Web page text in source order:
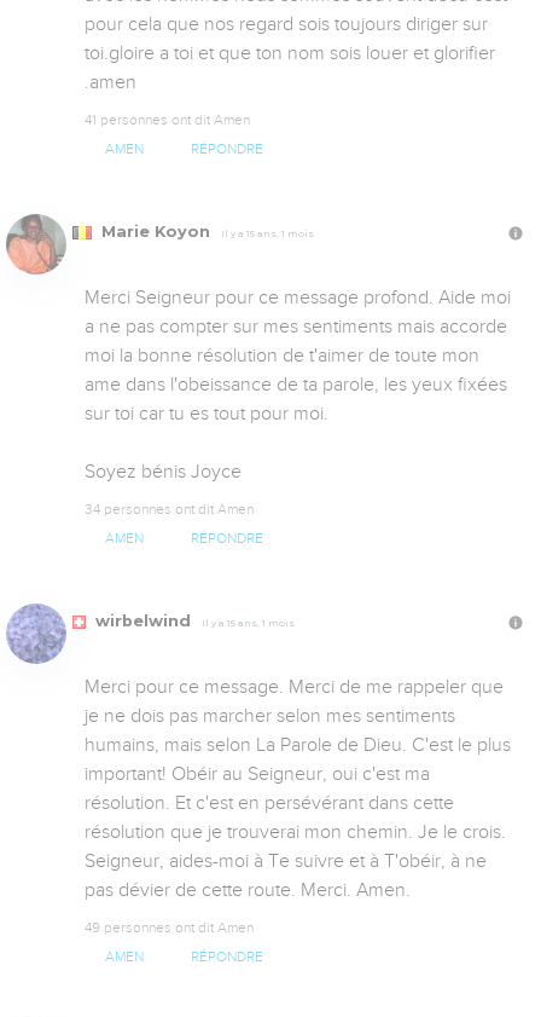
pour cela que nos regard sois toujours diriger sur
toi.gloire a toi et que ton nom sois louer et glorifier
.amen
41 personnes ont dit Amen
AMEN RÉPONDRE
Marie Koyon Il y a 15 ans, 1 mois
Merci Seigneur pour ce message profond. Aide moi
a ne pas compter sur mes sentiments mais accorde
moi la bonne résolution de t'aimer de toute mon
ame dans l'obeissance de ta parole, les yeux fixées
sur toi car tu es tout pour moi.
Soyez bénis Joyce
34 personnes ont dit Amen
AMEN RÉPONDRE
wirbelwind Il y a 15 ans, 1 mois
Merci pour ce message. Merci de me rappeler que
je ne dois pas marcher selon mes sentiments
humains, mais selon La Parole de Dieu. C'est le plus
important! Obéir au Seigneur, oui c'est ma
résolution. Et c'est en persévérant dans cette
résolution que je trouverai mon chemin. Je le crois.
Seigneur, aides-moi à Te suivre et à T'obéir, à ne
pas dévier de cette route. Merci. Amen.
49 personnes ont dit Amen
AMEN RÉPONDRE